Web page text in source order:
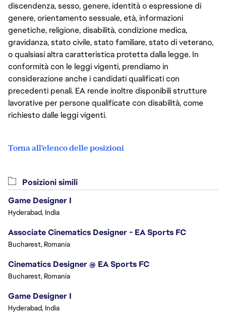
discendenza, sesso, genere, identità o espressione di
genere, orientamento sessuale, età, informazioni
genetiche, religione, disabilità, condizione medica,
gravidanza, stato civile, stato familiare, stato di veterano,
o qualsiasi altra caratteristica protetta dalla legge. In
conformità con le leggi vigenti, prendiamo in
considerazione anche i candidati qualificati con
precedenti penali. EA rende inoltre disponibili strutture
lavorative per persone qualificate con disabilità, come
richiesto dalle leggi vigenti.
Torna all'elenco delle posizioni
Posizioni simili
Game Designer I
Hyderabad, India
Associate Cinematics Designer - EA Sports FC
Bucharest, Romania
Cinematics Designer @ EA Sports FC
Bucharest, Romania
Game Designer I
Hyderabad, India